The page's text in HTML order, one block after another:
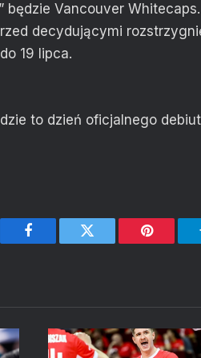
będzie Vancouver
decydującymi
19 lipca.
to dzień oficjalnego
Facebook Twitter Pinterest